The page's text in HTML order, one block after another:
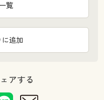
に追加
覧
アする